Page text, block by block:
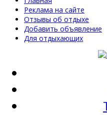
Реклама на сайте
Отзывы об отдыхе
Добавить объявление
Для отдыхающих